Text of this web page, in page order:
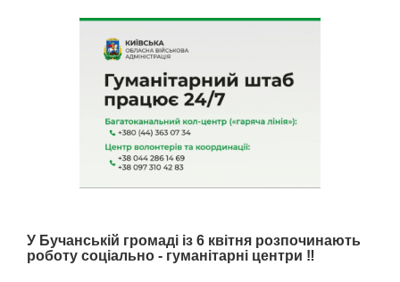
У Бучанській громаді із 6 квітня розпочинають
роботу соціально - гуманітарні центри ‼️